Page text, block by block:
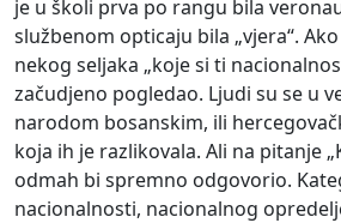
je u školi prva po rangu bila
službenom opticaju bila „vjera“.
nekog seljaka „koje si ti
začudjeno pogledao. Ljudi su se u
narodom bosanskim, ili
koja ih je razlikovala. Ali na pitanje
odmah bi spremno odgovorio.
nacionalnosti, nacionalnog